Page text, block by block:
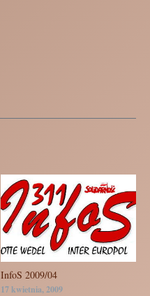
InfoS 2009/04
17 kwietnia, 2009